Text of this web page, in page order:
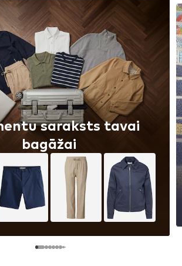
saraksts tavai
bagāžai